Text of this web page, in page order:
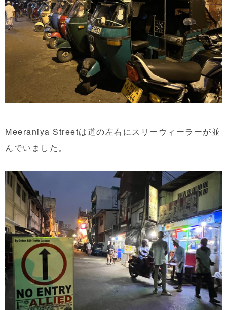
Meeraniya Streetは道の左右にスリーウィーラーが並
んでいました。